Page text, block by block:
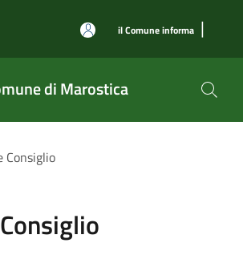
il Comune informa |
di Marostica
Consiglio